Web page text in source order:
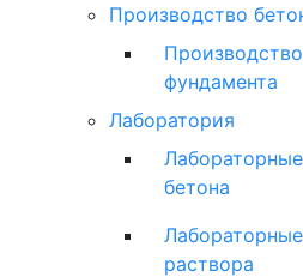
Производство
фундамента
Лаборатория
бетона
раствора